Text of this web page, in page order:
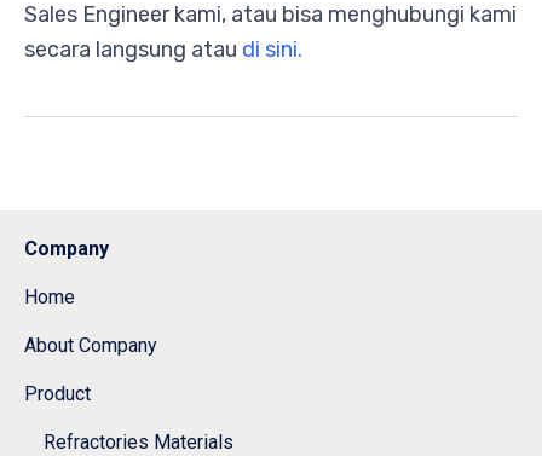
Sales Engineer kami, atau bisa menghubungi kami
secara langsung atau di sini.
Company
Home
About Company
Product
Refractories Materials